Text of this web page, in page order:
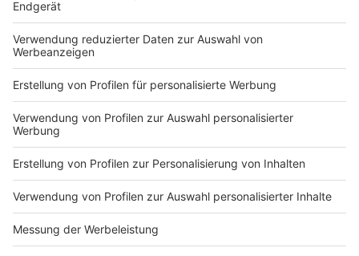
Du hast dir noch keine Artikel gemerkt
Markiere sie hierfür mit einem
Impressum Newsletter